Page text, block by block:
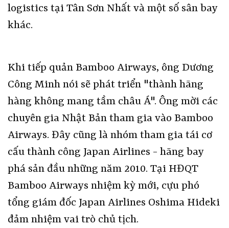
logistics tại Tân Sơn Nhất và một số sân bay
khác.
Khi tiếp quản Bamboo Airways, ông Dương
Công Minh nói sẽ phát triển "thành hãng
hàng không mang tầm châu Á". Ông mời các
chuyên gia Nhật Bản tham gia vào Bamboo
Airways. Đây cũng là nhóm tham gia tái cơ
cấu thành công Japan Airlines - hãng bay
phá sản đầu những năm 2010. Tại HĐQT
Bamboo Airways nhiệm kỳ mới, cựu phó
tổng giám đốc Japan Airlines Oshima Hideki
đảm nhiệm vai trò chủ tịch.